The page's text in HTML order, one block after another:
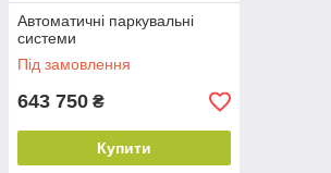
Автоматичні паркувальні
системи
Під замовлення
643 750 ₴
Купити